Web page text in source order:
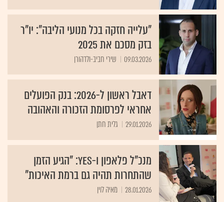
"עלייה חזקה בכל מנועי הליבה": יו"ר
בזק מסכם את 2025
09.03.2026 שירי חביב-ולדהורן
דאבל ראשון ל-2026: בנק הפועלים
אחראי לפרסומת הזכורה והאהובה
29.01.2026 גלית חתן
מנכ"ל פלאפון ו-yes: "הגיע הזמן
שהתחרות תהיה גם ברמת האיכות"
28.01.2026 מאיה לוין